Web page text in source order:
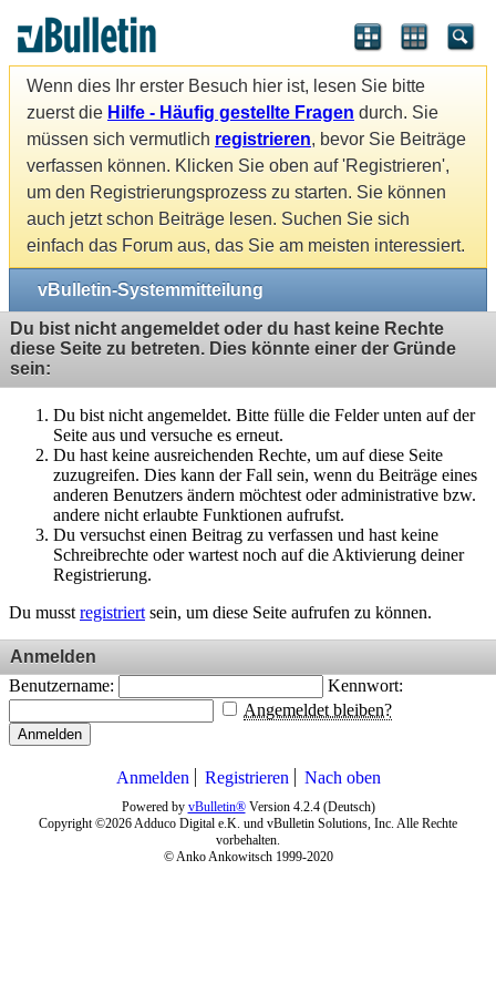
Wenn dies Ihr erster Besuch hier ist, lesen Sie bitte
zuerst die Hilfe - Häufig gestellte Fragen durch. Sie
müssen sich vermutlich registrieren, bevor Sie Beiträge
verfassen können. Klicken Sie oben auf 'Registrieren',
um den Registrierungsprozess zu starten. Sie können
auch jetzt schon Beiträge lesen. Suchen Sie sich
einfach das Forum aus, das Sie am meisten interessiert.
vBulletin-Systemmitteilung
Du bist nicht angemeldet oder du hast keine Rechte
diese Seite zu betreten. Dies könnte einer der Gründe
sein:
Du bist nicht angemeldet. Bitte fülle die Felder unten auf der
Seite aus und versuche es erneut.
Du hast keine ausreichenden Rechte, um auf diese Seite
zuzugreifen. Dies kann der Fall sein, wenn du Beiträge eines
anderen Benutzers ändern möchtest oder administrative bzw.
andere nicht erlaubte Funktionen aufrufst.
Du versuchst einen Beitrag zu verfassen und hast keine
Schreibrechte oder wartest noch auf die Aktivierung deiner
Registrierung.
Du musst registriert sein, um diese Seite aufrufen zu können.
Anmelden
Benutzername:
Kennwort:
Angemeldet bleiben?
Anmelden
Anmelden Registrieren Nach oben
Powered by vBulletin®Version 4.2.4 (Deutsch)
Copyright ©2026 Adduco Digital e.K. und vBulletin Solutions, Inc. Alle Rechte
vorbehalten.
© Anko Ankowitsch 1999-2020